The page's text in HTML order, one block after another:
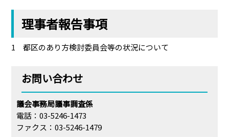
理事者報告事項
1 都区のあり方検討委員会等の状況について
お問い合わせ
議会事務局議事調査係
電話：03-5246-1473
ファクス：03-5246-1479